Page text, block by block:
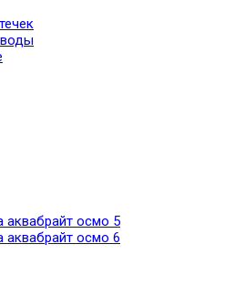
аквабрайт осмо 5
аквабрайт осмо 6